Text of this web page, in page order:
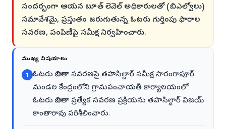
సందర్భంగా ఆయన బూత్ లెవెల్ అధికారులతో (బిఎల్వోలు)
సమావేశమై, ప్రస్తుతం జరుగుతున్న ఓటరు గుర్తింపు ఫారాల
సవరణ, పంపిణీపై సమీక్ష నిర్వహించారు.
ముఖ్య విషయాలు
1
ఓటరు జాబితా సవరణపై తహసిల్దార్ సమీక్ష సారంగాపూర్
మండల కేంద్రంలోని గ్రామపంచాయతీ కార్యాలయంలో
ఓటరు జాబితా ప్రత్యేక సవరణ ప్రక్రియను తహసిల్దార్ విజయ్
కాంతారావు పరిశీలించారు.